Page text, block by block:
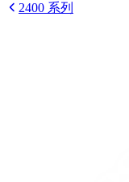
2400 系列